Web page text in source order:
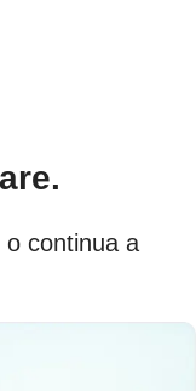
o continua a